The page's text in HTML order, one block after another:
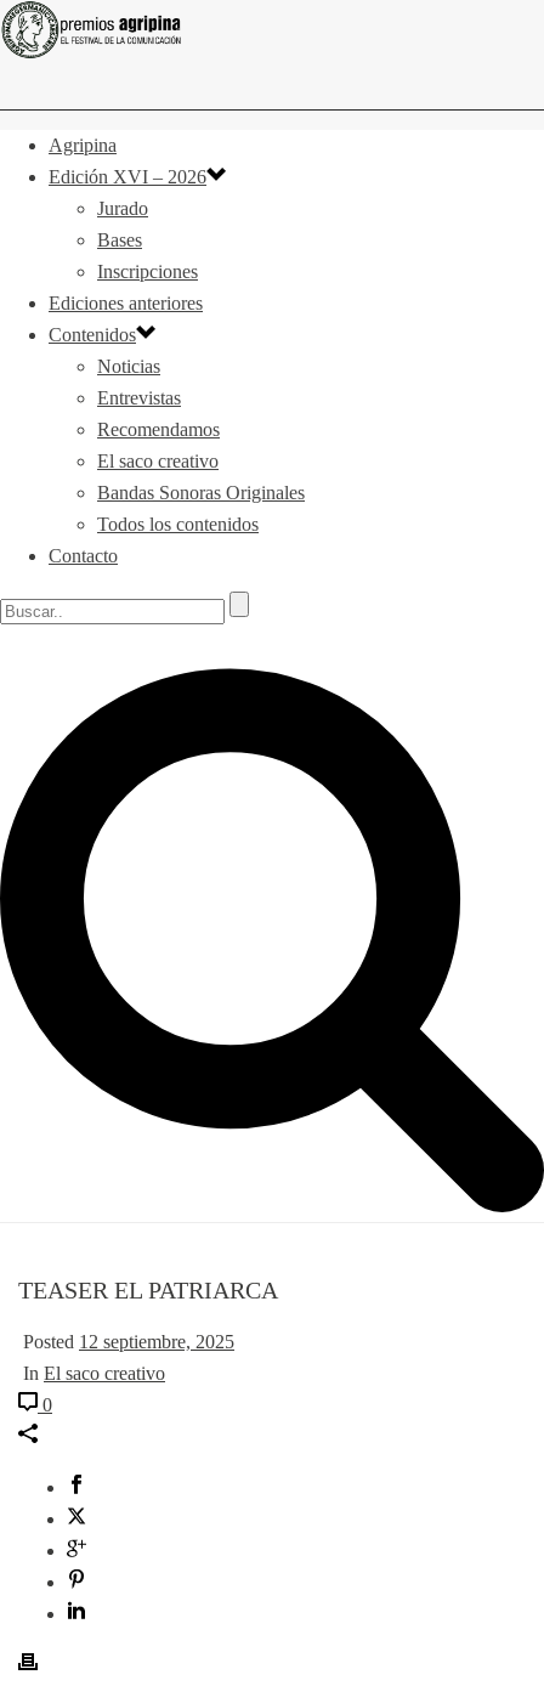
Agripina
Edición XVI – 2026
Jurado
Bases
Inscripciones
Ediciones anteriores
Contenidos
Noticias
Entrevistas
Recomendamos
El saco creativo
Bandas Sonoras Originales
Todos los contenidos
Contacto
TEASER EL PATRIARCA
Posted 12 septiembre, 2025
In El saco creativo
0